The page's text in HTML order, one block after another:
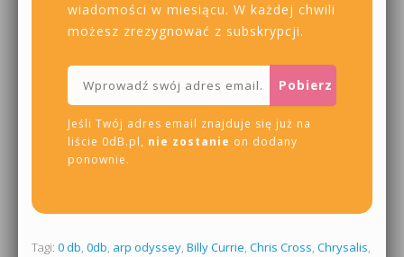
wiadomości w miesiącu. W każdej chwili
możesz zrezygnować z subskrypcji.
Jeśli Twój adres email znajduje się już na
liście 0dB.pl, nie zostanie on dodany
ponownie.
Tagi: 0 db, 0db, arp odyssey, Billy Currie, Chris Cross, Chrysalis,